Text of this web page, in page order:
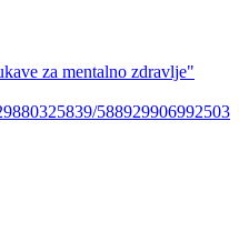
za mentalno zdravlje"
588929906992503